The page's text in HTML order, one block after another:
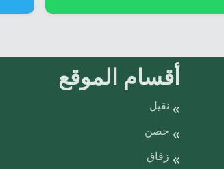
أقسام الموقع
نقيل
حصن
زقاق